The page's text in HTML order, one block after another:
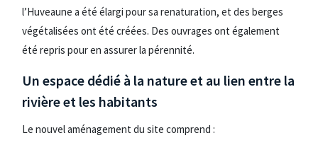
l’Huveaune a été élargi pour sa renaturation, et des berges
végétalisées ont été créées. Des ouvrages ont également
été repris pour en assurer la pérennité.
Un espace dédié à la nature et au lien entre la
rivière et les habitants
Le nouvel aménagement du site comprend :